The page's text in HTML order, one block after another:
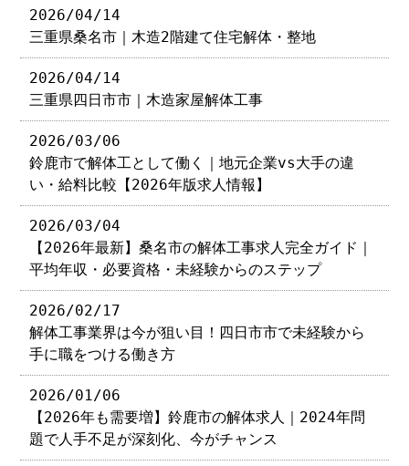
2026/04/14
三重県桑名市｜木造2階建て住宅解体・整地
2026/04/14
三重県四日市市｜木造家屋解体工事
2026/03/06
鈴鹿市で解体工として働く｜地元企業vs大手の違
い・給料比較【2026年版求人情報】
2026/03/04
【2026年最新】桑名市の解体工事求人完全ガイド｜
平均年収・必要資格・未経験からのステップ
2026/02/17
解体工事業界は今が狙い目！四日市市で未経験から
手に職をつける働き方
2026/01/06
【2026年も需要増】鈴鹿市の解体求人｜2024年問
題で人手不足が深刻化、今がチャンス